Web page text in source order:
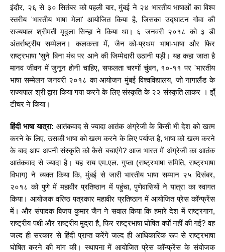
इंदौर, २६ से ३० सितंबर को पहली बार, मुंबई ने २४ भारतीय भाषाओं का विश्व
स्तरीय 'भारतीय भाषा मेला' आयोजित किया है, जिसका उद्घाटन गोवा की
राज्यपाल श्रीमती मृदुला सिन्हा ने किया था। ६ जनवरी २०१८ को ३ डी
अंतर्राष्ट्रीय सम्मेलन। कलकत्ता में, जैन को-प्रथम भाषा-भाषा और फिर
राष्ट्रभाषा ’सुने बिना मंच पर आने की जिम्मेदारी उठानी पड़ी। यह कहा जाता है
मानव जीवन में जुनून होनी चाहिए, सफलता चरणों चुंबन, १०-११ पर 'भारतीय
भाषा सम्मेलन जनवरी २०१८ का आयोजन मुंबई विश्वविद्यालय, जो नागालैंड के
राज्यपाल श्री द्वारा किया गया करने के लिए संस्कृति के २२ संस्कृति लाकर । झ्ँ
टीचर ने किया।
हिंदी भाषा यात्रा: आतंकवाद से ज्यादा आतंक अंग्रेजी के किसी भी देश को खत्म
करने के लिए, उसकी भाषा को खत्म करने के लिए पर्याप्त है, भाषा को खत्म करने
के बाद आप अपनी संस्कृति को कैसे बचाएंगे? आज भारत में अंग्रेजी का आतंक
आतंकवाद से ज्यादा है। यह राय एम.एल. गुप्ता (राष्ट्रभाषा समिति, राष्ट्रभाषा
विभाग) ने व्यक्त किया कि, मुंबई से जारी भारतीय भाषा सम्मान २५ दिसंबर,
२०१८ को पुणे में महावीर प्रतिष्ठान में पहुंचा, पुणेवासियों ने यात्रा का स्वागत
किया। आयोजक वरिष्ठ पत्रकार महावीर प्रतिष्ठान में आयोजित प्रेस कॉन्फ्रेंस
में। और संपादक बिजय कुमार जैन ने सवाल किया कि हमारे देश में राष्ट्रगान,
राष्ट्रीय पक्षी और राष्ट्रीय मुद्रा है, फिर राष्ट्रभाषा घोषित क्यों नहीं की गई? वह
जल्द ही सरकार से हिंदी प्राप्त करेंगे जल्द ही आधिकारिक रूप से राष्ट्रभाषा
घोषित करने की मांग की। स्थापना में आयोजित प्रेस कॉन्फ्रेंस के संयोजक